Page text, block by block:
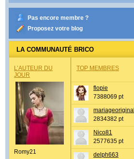
Pas encore membre ?
Proposez votre blog
LA COMMUNAUTÉ BRICO
L’AUTEUR DU
JOUR
Romy21
TOP MEMBRES
flopie
7388069 pt
mariageoriginal
2834382 pt
Nico81
2577635 pt
delph663